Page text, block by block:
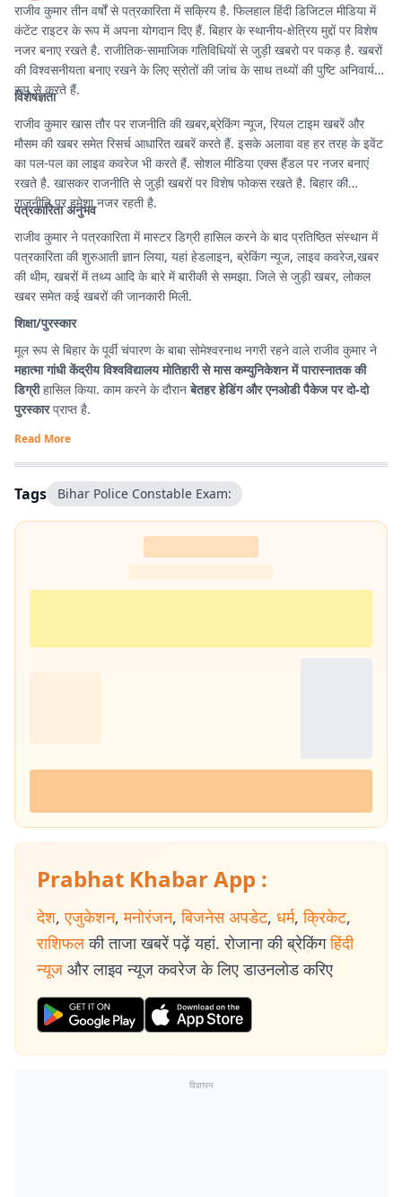
राजीव कुमार तीन वर्षों से पत्रकारिता में सक्रिय है. फिलहाल हिंदी डिजिटल मीडिया में
कंटेंट राइटर के रूप में अपना योगदान दिए हैं. बिहार के स्थानीय-क्षेत्रिय मुद्दों पर विशेष
नजर बनाए रखते है. राजीतिक-सामाजिक गतिविधियों से जुड़ी खबरो पर पकड़ है. खबरों
की विश्वसनीयता बनाए रखने के लिए स्रोतों की जांच के साथ तथ्यों की पुष्टि अनिवार्य
रूप से करते हैं.
विशेषज्ञता
राजीव कुमार खास तौर पर राजनीति की खबर,ब्रेकिंग न्यूज, रियल टाइम खबरें और
मौसम की खबर समेत रिसर्च आधारित खबरें करते हैं. इसके अलावा वह हर तरह के इवेंट
का पल-पल का लाइव कवरेज भी करते हैं. सोशल मीडिया एक्स हैंडल पर नजर बनाएं
रखते है. खासकर राजनीति से जुड़ी खबरों पर विशेष फोकस रखते है. बिहार की
राजनीति पर हमेशा नजर रहती है.
पत्रकारिता अनुभव
राजीव कुमार ने पत्रकारिता में मास्टर डिग्री हासिल करने के बाद प्रतिष्ठित संस्थान में
पत्रकारिता की शुरुआती ज्ञान लिया, यहां हेडलाइन, ब्रेकिंग न्यूज, लाइव कवरेज,खबर
की थीम, खबरों में तथ्य आदि के बारे में बारीकी से समझा. जिले से जुड़ी खबर, लोकल
खबर समेत कई खबरों की जानकारी मिली.
शिक्षा/पुरस्कार
मूल रूप से बिहार के पूर्वी चंपारण के बाबा सोमेश्वरनाथ नगरी रहने वाले राजीव कुमार ने
महात्मा गांधी केंद्रीय विश्वविद्यालय मोतिहारी से मास कम्युनिकेशन में पारास्नातक की
डिग्रीहासिल किया. काम करने के दौरानबेतहर हेडिंग और एनओडी पैकेज पर दो-दो
पुरस्कारप्राप्त है.
Read More
Tags Bihar Police Constable Exam:
Prabhat Khabar App :
देश, एजुकेशन, मनोरंजन, बिजनेस अपडेट, धर्म, क्रिकेट,
राशिफल की ताजा खबरें पढ़ें यहां. रोजाना की ब्रेकिंग हिंदी
न्यूज और लाइव न्यूज कवरेज के लिए डाउनलोड करिए
विज्ञापन